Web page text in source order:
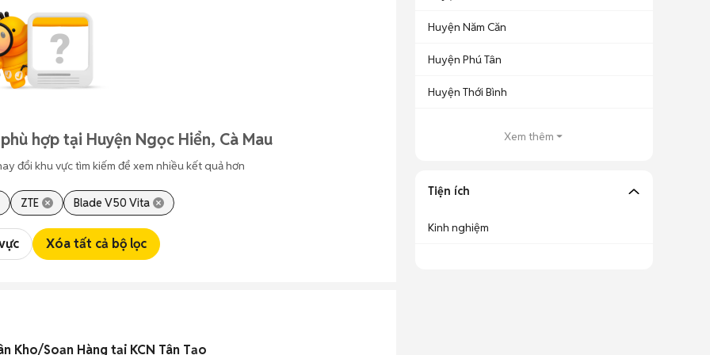
hợp tại Huyện Ngọc Hiển, Cà Mau
đổi khu vực tìm kiếm để xem nhiều kết quả hơn
ZTE Blade V50 Vita
Xóa tất cả bộ lọc
Kho/Soạn Hàng tại KCN Tân Tạo
Huyện Năm Căn
Huyện Phú Tân
Huyện Thới Bình
Xem thêm
Tiện ích
Kinh nghiệm